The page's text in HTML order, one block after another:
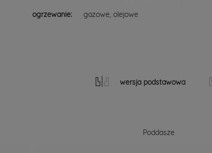
ogrzewanie: gazowe, olejowe
wersja podstawowa
Poddasze